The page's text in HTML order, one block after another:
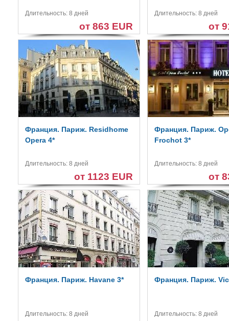
Длительность: 8 дней
от 863 EUR
Длительность: 8 дней
от
Франция. Париж. Residhome
Opera 4*
Длительность: 8 дней
от 1123 EUR
Франция. Париж.
Frochot 3*
Длительность: 8 дней
от
Франция. Париж. Havane 3*
Длительность: 8 дней
Франция. Париж.
Длительность: 8 дней